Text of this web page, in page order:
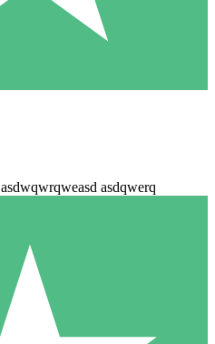
asdwqwrqweasd asdqwerq